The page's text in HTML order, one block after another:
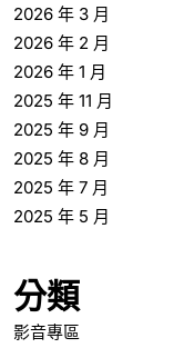
2026 年 3 月
2026 年 2 月
2026 年 1 月
2025 年 11 月
2025 年 9 月
2025 年 8 月
2025 年 7 月
2025 年 5 月
分類
影音專區